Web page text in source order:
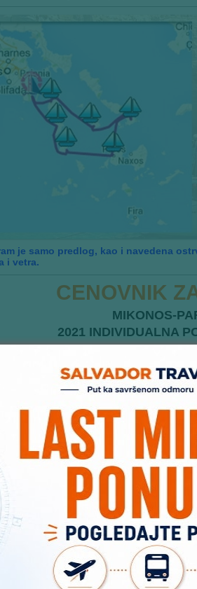
je samo predlog, kao i navedena
i vetra.
CENOVNIK
MIKONOS-
2021 INDIVIDUALNA
NAPOMENA:
su iz Lavrija ili ostrva PAROS,
može promeniti raspored plovidbe i
ture jedrenja su podložni
koje se nisu mogle predvideti, a utiču na
uslovi ne mogu biti razlog
posade i objektivne uslove za
plana jedrenja .
grupe program putovanja-
i pravila tokom jedrenja definisana
ZA NAJAM BRODA SU NA UPIT.
putnika (zatvorene grupe), program
jedrenja od mesta ukrcavanja na